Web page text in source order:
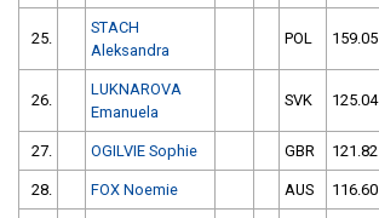
25.
STACH
Aleksandra
POL 159.05
26.
LUKNAROVA
Emanuela
SVK 125.04
27. OGILVIE Sophie GBR 121.82
28. FOX Noemie AUS 116.60